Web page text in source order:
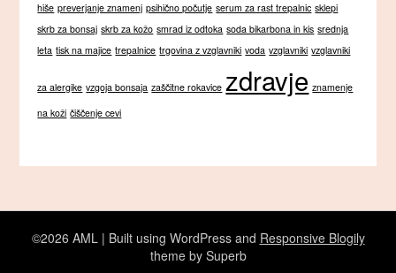
hiše preverjanje znamenj psihično počutje serum za rast trepalnic sklepi
skrb za bonsaj skrb za kožo smrad iz odtoka soda bikarbona in kis srednja
leta tisk na majice trepalnice trgovina z vzglavniki voda vzglavniki vzglavniki
za alergike vzgoja bonsaja zaščitne rokavice zdravje znamenje
na koži čiščenje cevi
©2026 AML | Built using WordPress and Responsive Blogily
theme by Superb